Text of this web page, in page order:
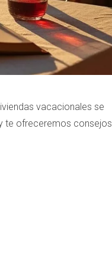
vacacionales se
te ofreceremos consejos